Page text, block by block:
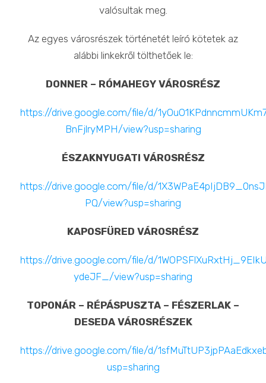
valósultak meg.
Az egyes városrészek történetét leíró kötetek az
alábbi linkekről tölthetőek le:
DONNER – RÓMAHEGY VÁROSRÉSZ
https://drive.google.com/file/d/
BnFjlryMPH/view?usp=sharing
ÉSZAKNYUGATI VÁROSRÉSZ
https://drive.google.com/file/d/
PQ/view?usp=sharing
KAPOSFÜRED VÁROSRÉSZ
https://drive.google.com/file/d/
ydeJF_/view?usp=sharing
TOPONÁR – RÉPÁSPUSZTA – FÉSZERLAK –
DESEDA VÁROSRÉSZEK
https://drive.google.com/file/d/
usp=sharing